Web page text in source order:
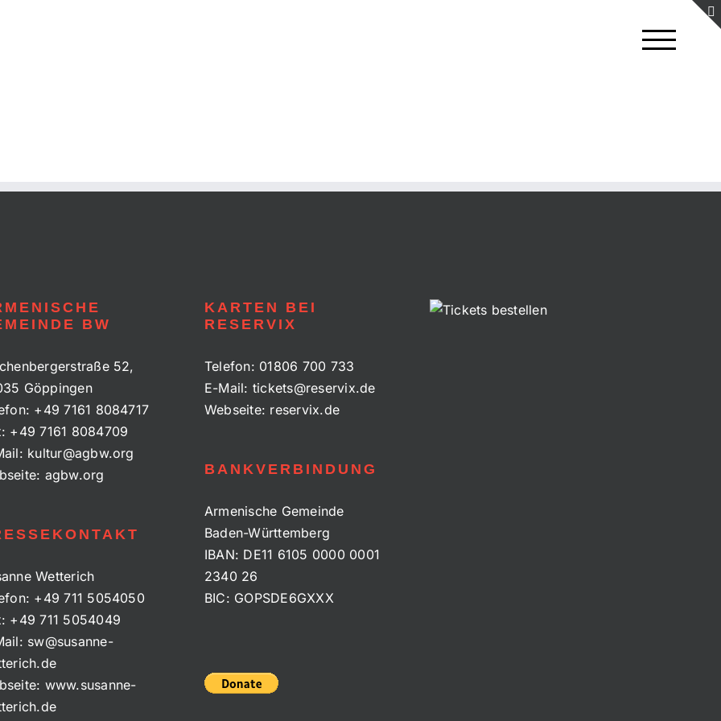
BW
52,
Göppingen
+49 7161 8084717
+49 7161 8084709
kultur@agbw.org
agbw.org
Wetterich
+49 711 5054050
+49 711 5054049
sw@susanne-
www.susanne-
KARTEN BEI
RESERVIX
Telefon: 01806 700 733
E-Mail: tickets@reservix.de
Webseite: reservix.de
BANKVERBINDUNG
Armenische Gemeinde
Baden-Württemberg
IBAN: DE11 6105 0000 0001
2340 26
BIC: GOPSDE6GXXX